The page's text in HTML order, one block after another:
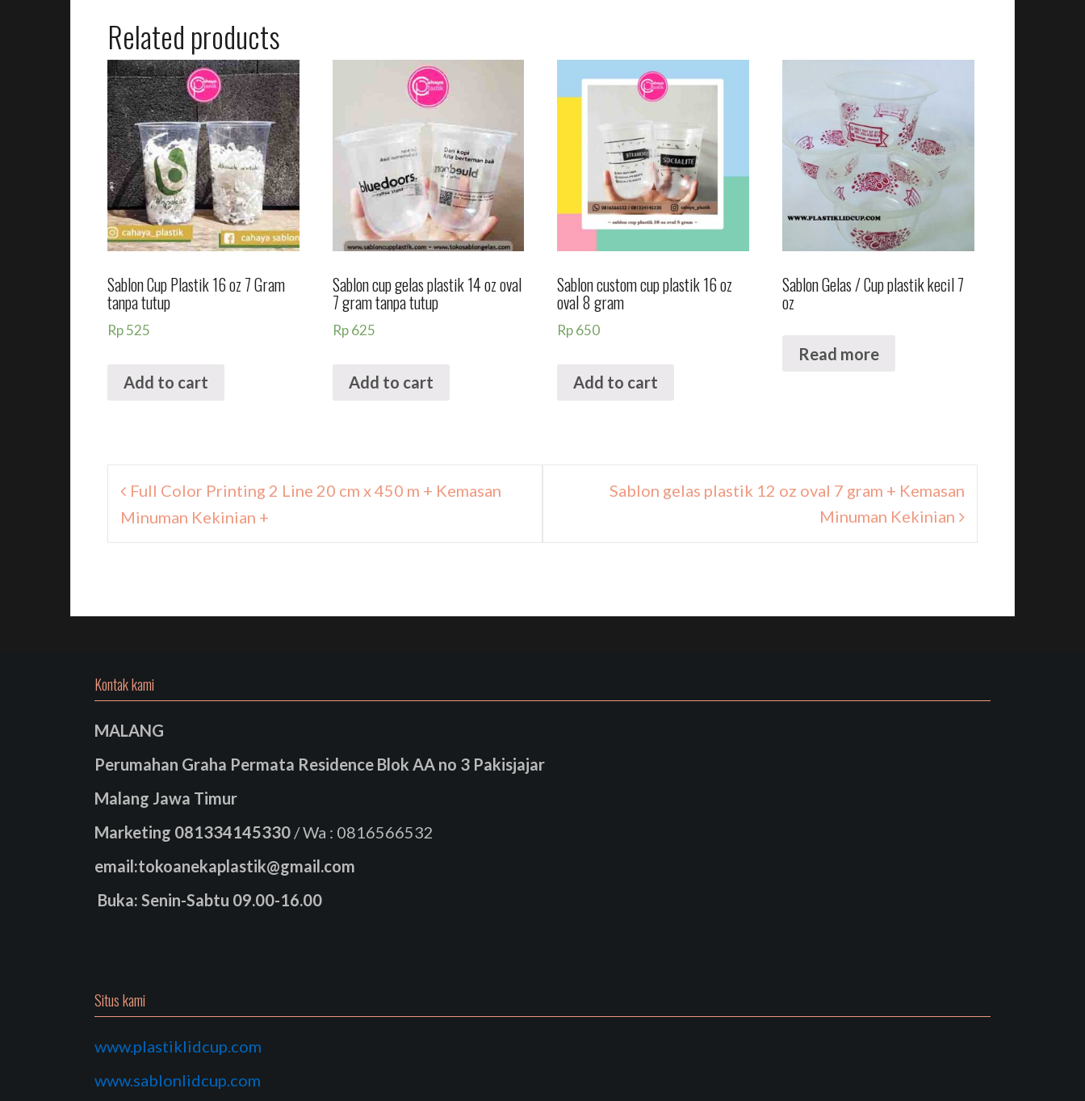
Related products
Sablon Cup Plastik 16 oz 7 Gram
tanpa tutup
Rp525
Add to cart
Sablon cup gelas plastik 14 oz oval
7 gram tanpa tutup
Rp625
Add to cart
Sablon custom cup plastik 16 oz
oval 8 gram
Rp650
Add to cart
Sablon Gelas / Cup plastik kecil 7
oz
Read more
Navigasi
posFull Color Printing 2 Line 20 cm x 450 m + Kemasan
Minuman Kekinian +
Sablon gelas plastik 12 oz oval 7 gram + Kemasan
Minuman Kekinian
Kontak kami
MALANG
Perumahan Graha Permata Residence Blok AA no 3 Pakisjajar
Malang Jawa Timur
Marketing 081334145330 / Wa : 0816566532
email:tokoanekaplastik@gmail.com
Buka: Senin-Sabtu 09.00-16.00
Situs kami
www.plastiklidcup.com
www.sablonlidcup.com